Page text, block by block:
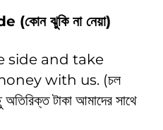
ঝুকি না নেয়া)
side and take
with us. (চল
টাকা আমাদের সাথে